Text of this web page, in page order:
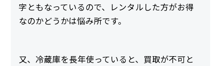
字ともなっているので、レンタルした方がお得
なのかどうかは悩み所です。
又、冷蔵庫を長年使っていると、買取が不可と